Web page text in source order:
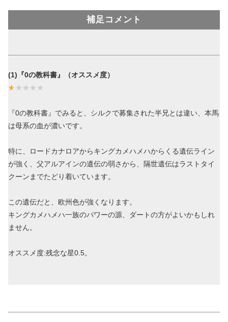
補足コメント
(1)『0の教科書』（オススメ度）
『0の教科書』でみると、シルクで募集された半兄とは違い、本馬
は母系の血が濃いです。
特に、ロードカナロアからキングカメハメハからくる遺伝ライン
が強く、父アルアインの遺伝の弱さから、隔世遺伝はラストタイ
クーンまでたどり着いています。
この遺伝だと、欧州色が強くなります。
キングカメハメハ一族のパワーの源、ダートの方がよいかもしれ
ません。
オススメ度:残念な星0.5。